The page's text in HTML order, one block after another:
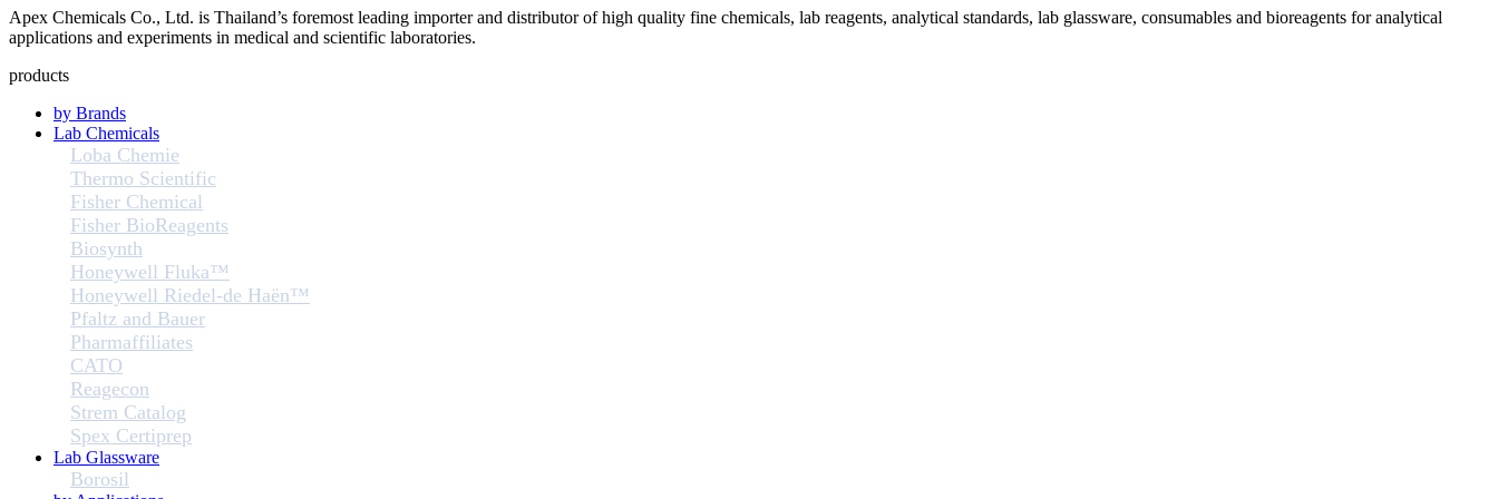
Apex Chemicals Co., Ltd. is Thailand’s foremost leading importer and distributor of high quality fine chemicals, lab reagents, analytical standards, lab glassware, consumables and bioreagents for analytical
applications and experiments in medical and scientific laboratories.
products
by Brands
Lab Chemicals
Loba Chemie
Thermo Scientific
Fisher Chemical
Fisher BioReagents
Biosynth
Honeywell Fluka™
Honeywell Riedel-de Haën™
Pfaltz and Bauer
Pharmaffiliates
CATO
Reagecon
Strem Catalog
Spex Certiprep
Lab Glassware
Borosil